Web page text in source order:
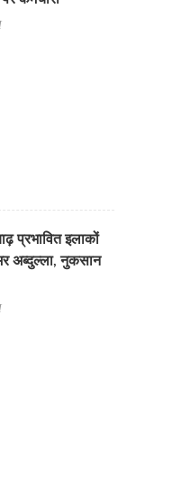
प्रभावित इलाकों
अब्दुल्ला, नुकसान